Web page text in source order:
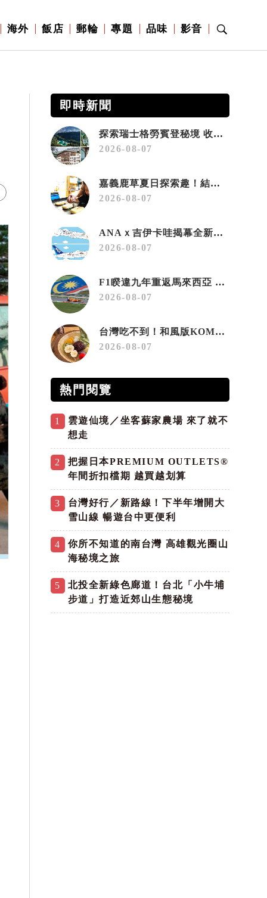
海外 飯店 郵輪 專題 品味 影音
即時新聞
探索瑞士格勞賓登秘境 收藏六種阿爾卑斯夏日療癒之旅
2026-08-07
嘉義鹿草夏日探索趣！結合科學、農場與自然的親子小旅行
2026-08-07
ANAｘ吉伊卡哇揭幕全新彩繪機「Chiikawa JET」
2026-08-07
F1睽違九年重返馬來西亞 三大國際賽事打造10月運動旅遊熱潮 賽車、自行車、路跑同週登場
2026-08-07
台灣吃不到！和風版KOMEDA咖啡讓你吃遍名古屋在地美食
2026-08-07
熱門閱覽
1
雲遊仙境／坐客蘇家農場 來了就不
想走
2
把握日本PREMIUM OUTLETS®
年間折扣檔期 越買越划算
3
台灣好行／新路線！下半年增開大
雪山線 暢遊台中更便利
4
你所不知道的南台灣 高雄觀光圈山
海秘境之旅
5
北投全新綠色廊道！台北「小牛埔
步道」打造近郊山生態秘境